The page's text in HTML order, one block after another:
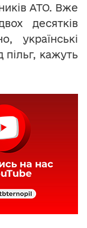
АТО. Вже
десятків
українські
кажуть